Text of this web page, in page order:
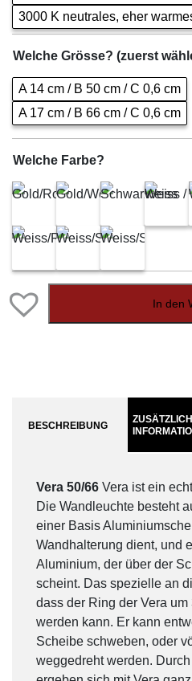
3000 K neutrales, eher
Welche Grösse? (zuerst
A 14 cm / B 50 cm / C 0,6 cm
A 17 cm / B 66 cm / C 0,6 cm
Welche Farbe?
In den
BESCHREIBUNG
Vera 50/66 Vera ist ein
Die Wandleuchte besteht
einer Basis
Wandhalterung dient, und
Aluminium, der über der
scheint. Das spezielle an
dass der Ring der Vera
werden kann. Er kann
Scheibe schweben, oder
weggedreht werden.